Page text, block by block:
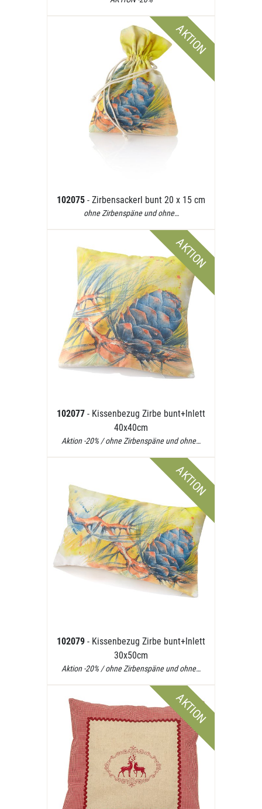
AKTION
102075 - Zirbensackerl bunt 20 x 15 cm
ohne Zirbenspäne und ohne…
AKTION
102077 - Kissenbezug Zirbe bunt+Inlett
40x40cm
Aktion -20% / ohne Zirbenspäne und ohne…
AKTION
102079 - Kissenbezug Zirbe bunt+Inlett
30x50cm
Aktion -20% / ohne Zirbenspäne und ohne…
AKTION